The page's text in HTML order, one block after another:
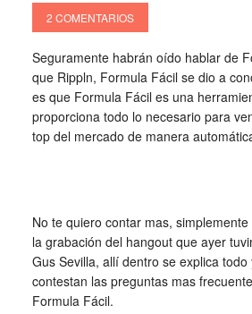
2 COMENTARIOS
Seguramente habrán oído hablar de
que Rippln, Formula Fácil se dio a
es que Formula Fácil es una
proporciona todo lo necesario para
top del mercado de manera
No te quiero contar mas,
la grabación del hangout que ayer
Gus Sevilla, allí dentro se explica
contestan las preguntas mas
Formula Fácil.